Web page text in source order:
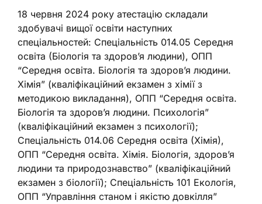
18 червня 2024 року атестацію складали
здобувачі вищої освіти наступних
спеціальностей: Спеціальність 014.05 Середня
освіта (Біологія та здоров’я людини), ОПП
“Середня освіта. Біологія та здоров’я людини.
Хімія” (кваліфікаційний екзамен з хімії з
методикою викладання), ОПП “Середня освіта.
Біологія та здоров’я людини. Психологія”
(кваліфікаційний екзамен з психології);
Спеціальність 014.06 Середня освіта (Хімія),
ОПП “Середня освіта. Хімія. Біологія, здоров’я
людини та природознавство” (кваліфікаційний
екзамен з біології); Спеціальність 101 Екологія,
ОПП “Управління станом і якістю довкілля”